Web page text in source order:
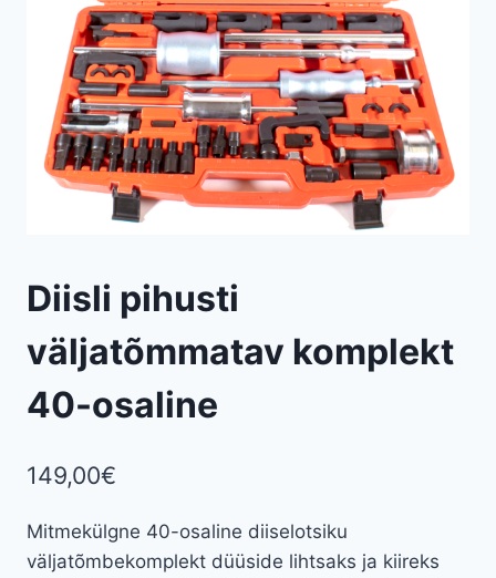
Diisli pihusti
väljatõmmatav komplekt
40-osaline
149,00€
Mitmekülgne 40-osaline diiselotsiku
väljatõmbekomplekt düüside lihtsaks ja kiireks